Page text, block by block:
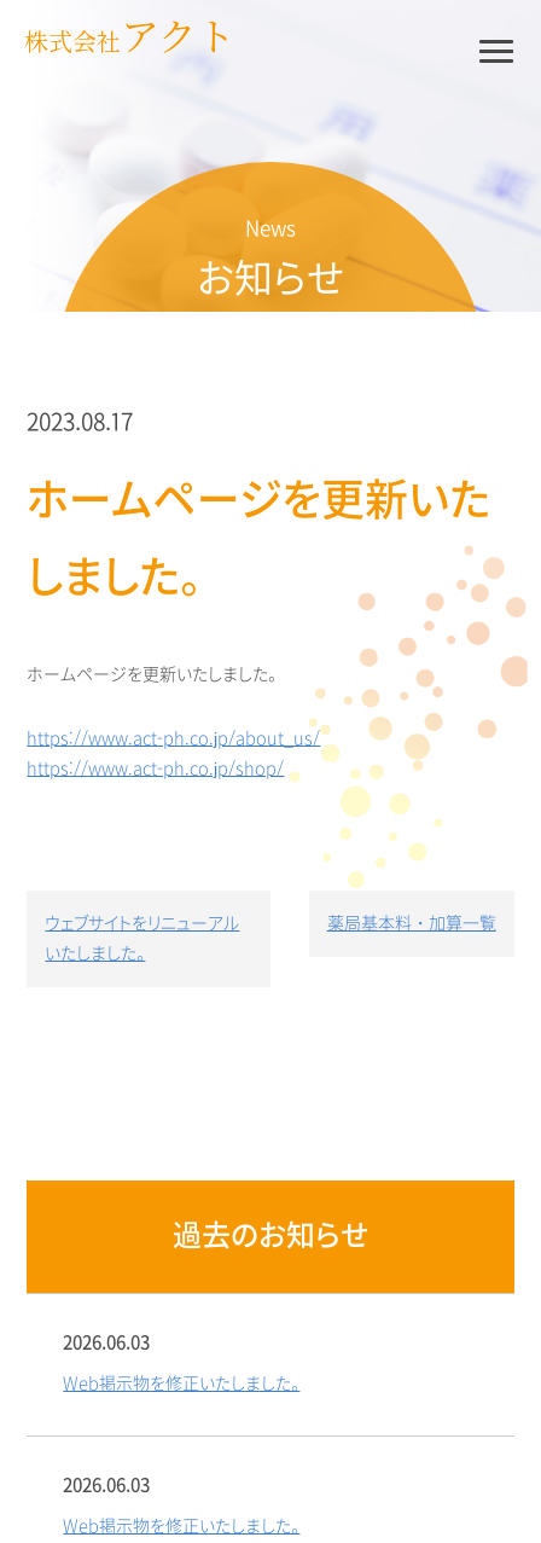
株式会社アクト
News
お知らせ
2023.08.17
ホームページを更新いた
しました。
ホームページを更新いたしました。
https://www.act-ph.co.jp/about_us/
https://www.act-ph.co.jp/shop/
ゲ
ー
ウェブサイトをリニューアル
いたしました。
薬局基本料・加算一覧
過去のお知らせ
2026.06.03
Web掲示物を修正いたしました。
2026.06.03
Web掲示物を修正いたしました。